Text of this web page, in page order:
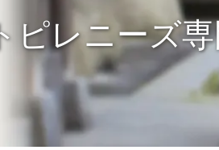
ピレニーズ